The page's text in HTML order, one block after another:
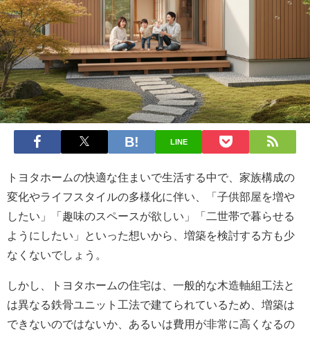
LINE
トヨタホームの快適な住まいで生活する中で、家族構成の
変化やライフスタイルの多様化に伴い、「子供部屋を増や
したい」「趣味のスペースが欲しい」「二世帯で暮らせる
ようにしたい」といった想いから、増築を検討する方も少
なくないでしょう。
しかし、トヨタホームの住宅は、一般的な木造軸組工法と
は異なる鉄骨ユニット工法で建てられているため、増築は
できないのではないか、あるいは費用が非常に高くなるの